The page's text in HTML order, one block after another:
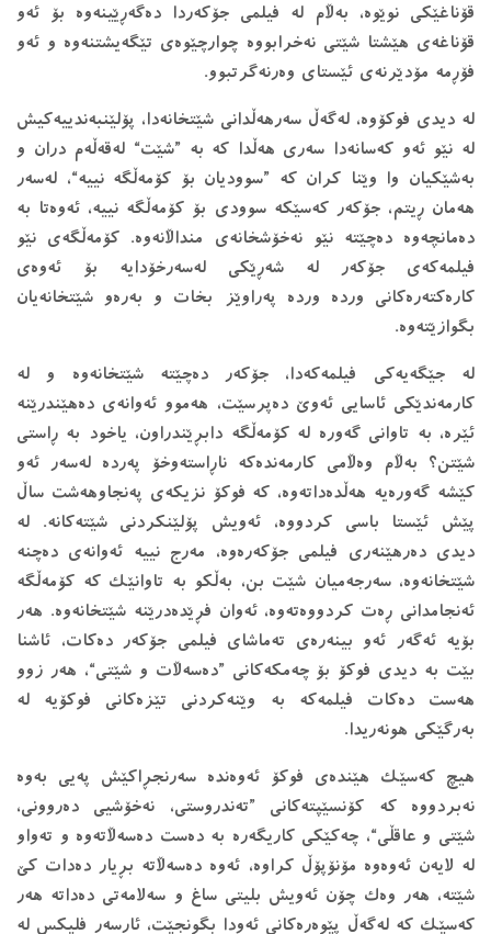
قۆناغێكی نوێوه‌، به‌ڵام له‌ فیلمی جۆكه‌ردا ده‌گه‌ڕێینه‌وه‌ بۆ ئه‌و
قۆناغه‌ی هێشتا شێتی نه‌خرابووه‌ چوارچێوه‌ی تێگه‌یشتنه‌وه‌ و ئه‌و
فۆڕمه‌ مۆدێرنه‌ی ئێستای وه‌رنه‌گرتبوو.
له ‌دیدی فوكۆوە، له‌گه‌ڵ سه‌رهه‌ڵدانی شێتخانه‌دا، پۆلێنبه‌ندییه‌كیش
له‌ نێو ئه‌و كه‌سانه‌دا سه‌ری هه‌ڵدا كه‌ به‌ ”شێت“ له‌قه‌ڵه‌م دران و
به‌شێكیان وا وێنا كران كه‌ ”سوودیان بۆ كۆمه‌ڵگه‌ نییه‌“، له‌سه‌ر
هه‌مان ڕیتم، جۆكه‌ر كه‌سێكه‌ سوودی بۆ كۆمه‌ڵگه‌ نییه‌، ئه‌وه‌تا به‌
ده‌مانچه‌وه‌ ده‌چێته‌ نێو نه‌خۆشخانه‌ی منداڵانه‌وه‌. كۆمه‌ڵگه‌ی نێو
فیلمه‌كه‌ی جۆكه‌ر له‌ شه‌ڕێكی له‌سه‌رخۆدایه‌ بۆ ئه‌وه‌ی
كاره‌كته‌ره‌كانی ورده‌ ورده‌ په‌راوێز بخات و به‌ره‌و شێتخانه‌یان
بگوازێته‌وه‌.
له‌ جێگه‌یه‌كی فیلمه‌كه‌دا، جۆكه‌ر ده‌چێته‌ شێتخانه‌وه‌ و له
‌كارمه‌ندێكی ئاسایی ئه‌وێ ده‌پرسێت، هه‌موو ئه‌وانه‌ی ده‌هێندرێنه‌
ئێره،‌ به ‌تاوانی گه‌وره‌ له‌ كۆمه‌ڵگه‌ دابڕێندراون، یاخود به ‌ڕاستی
شێتن؟ به‌ڵام وه‌ڵامی كارمه‌نده‌كه‌ ناڕاسته‌وخۆ په‌رده‌ له‌سه‌ر ئه‌و
كێشه‌ گه‌وره‌یه‌ هه‌ڵده‌داته‌وه‌، كه‌ فوكۆ نزیكه‌ی پەنجاوهەشت ساڵ
پێش ئێستا باسی كردووه‌، ئه‌ویش پۆلێنكردنی شێته‌كانه‌. له‌
دیدی ده‌رهێنه‌ری فیلمی جۆكه‌رەوە، مه‌رج نییه‌ ئه‌وانه‌ی ده‌چنه‌
شێتخانه‌وه‌، سه‌رجه‌میان شێت بن، به‌ڵكو به‌ تاوانێك كه‌ كۆمه‌ڵگه‌
ئه‌نجامدانی ڕه‌ت كردووه‌ته‌وه‌، ئه‌وان فڕێده‌درێنه‌ شێتخانه‌وه‌. هه‌ر
بۆیه‌ ئه‌گه‌ر ئه‌و بینه‌ره‌ی ته‌ماشای فیلمی جۆكه‌ر ده‌كات، ئاشنا
بێت به‌ دیدی فوكۆ بۆ چه‌مكه‌كانی ”ده‌سه‌ڵات و شێتی“، هه‌ر زوو
هه‌ست ده‌كات فیلمه‌كه‌ به‌ وێنه‌كردنی تێزه‌كانی فوكۆیه‌ له‌
به‌رگێكی هونه‌ریدا.
هیچ كه‌سێك هێنده‌ی فوكۆ ئه‌وه‌نده‌ سه‌رنجڕاكێش په‌یی به‌وه‌
نه‌بردووه‌ كه‌ كۆنسێپته‌كانی ”ته‌ندروستی، نه‌خۆشیی ده‌روونی،
شێتی و عاقڵی“، چه‌كێكی كاریگه‌ره‌ به ‌ده‌ست ده‌سه‌ڵاته‌وه‌ و ته‌واو
له ‌لایه‌ن ئه‌وه‌وه‌ مۆنۆپۆڵ كراوه‌، ئه‌وه‌ ده‌سه‌ڵاته‌ بڕیار ده‌دات كێ
شێته‌، هه‌ر وه‌ك چۆن ئه‌ویش بلیتی ساغ و سه‌لامه‌تی ده‌داته‌ هه‌ر
كه‌سێك كه‌ له‌گه‌ڵ پێوه‌ره‌كانی ئه‌ودا بگونجێت، ئارسه‌ر فلیكس له‌